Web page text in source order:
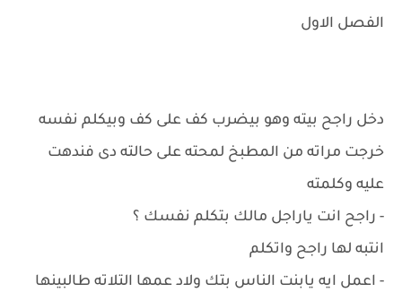
الفصل الاول
دخل راجح بيته وهو بيضرب كف على كف وبيكلم نفسه
خرجت مراته من المطبخ لمحته على حالته دى فندهت
عليه وكلمته
- راجح انت ياراجل مالك بتكلم نفسك ؟
انتبه لها راجح واتكلم
- اعمل ايه يابنت الناس بتك ولاد عمها التلاته طالبينها